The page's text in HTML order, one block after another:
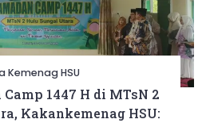
Kemenag HSU
1447 H di MTsN 2
Kakankemenag HSU: